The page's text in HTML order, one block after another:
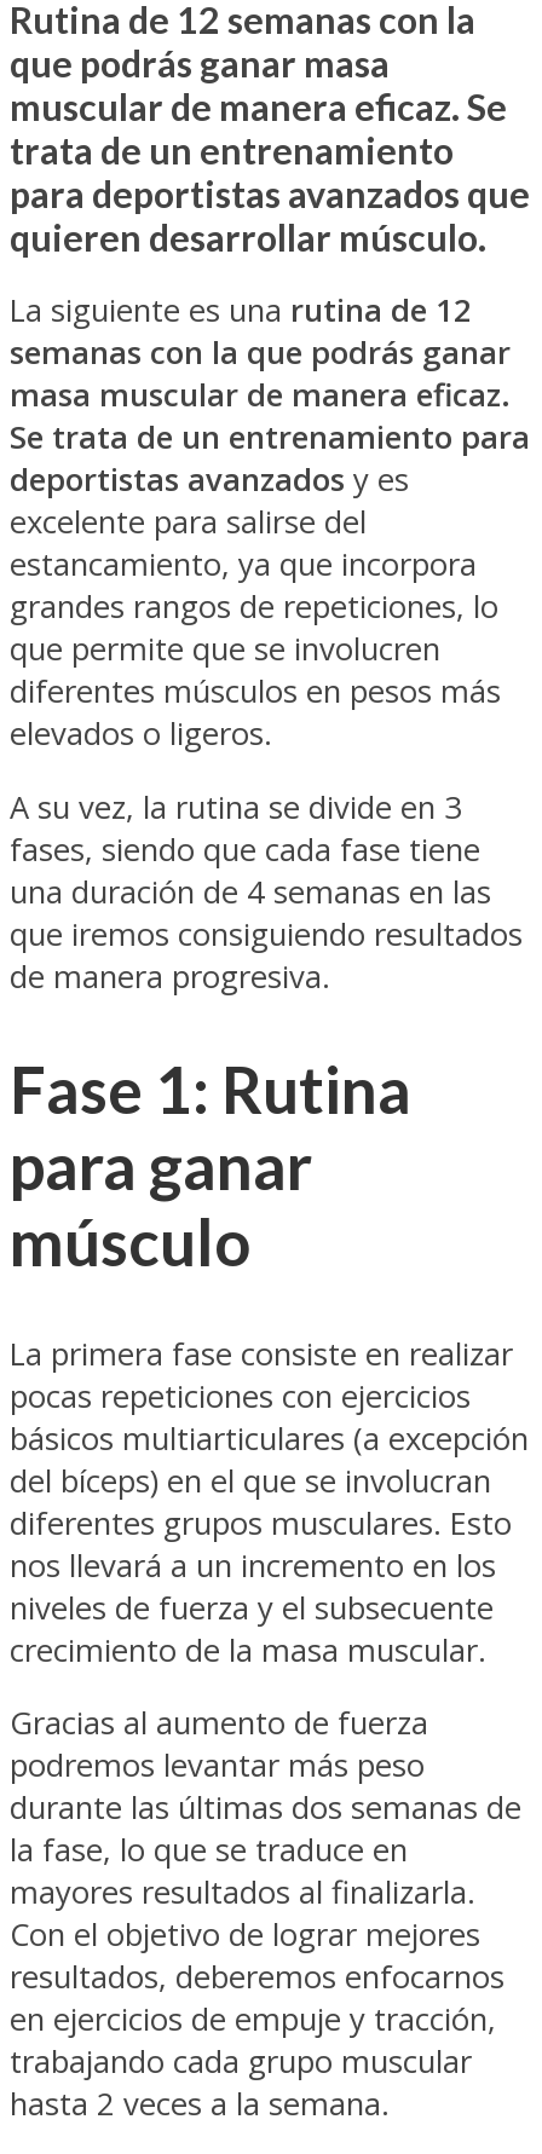
Rutina de 12 semanas con la
que podrás ganar masa
muscular de manera eficaz. Se
trata de un entrenamiento
para deportistas avanzados que
quieren desarrollar músculo.
La siguiente es una rutina de 12
semanas con la que podrás ganar
masa muscular de manera eficaz.
Se trata de un entrenamiento para
deportistas avanzados y es
excelente para salirse del
estancamiento, ya que incorpora
grandes rangos de repeticiones, lo
que permite que se involucren
diferentes músculos en pesos más
elevados o ligeros.
A su vez, la rutina se divide en 3
fases, siendo que cada fase tiene
una duración de 4 semanas en las
que iremos consiguiendo resultados
de manera progresiva.
Fase 1: Rutina
para ganar
músculo
La primera fase consiste en realizar
pocas repeticiones con ejercicios
básicos multiarticulares (a excepción
del bíceps) en el que se involucran
diferentes grupos musculares. Esto
nos llevará a un incremento en los
niveles de fuerza y el subsecuente
crecimiento de la masa muscular.
Gracias al aumento de fuerza
podremos levantar más peso
durante las últimas dos semanas de
la fase, lo que se traduce en
mayores resultados al finalizarla.
Con el objetivo de lograr mejores
resultados, deberemos enfocarnos
en ejercicios de empuje y tracción,
trabajando cada grupo muscular
hasta 2 veces a la semana.